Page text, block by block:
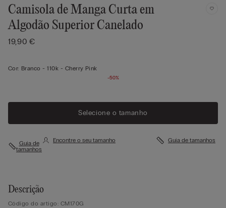
Camisola de Manga Curta em
Algodão Superior Canelado
19,90 €
Cor: Branco -110k - Cherry Pink
-50%
Selecione o tamanho
Guia de
tamanhos
Encontre o seu tamanho Guia de tamanhos
Descrição
Código do artigo: CM170G